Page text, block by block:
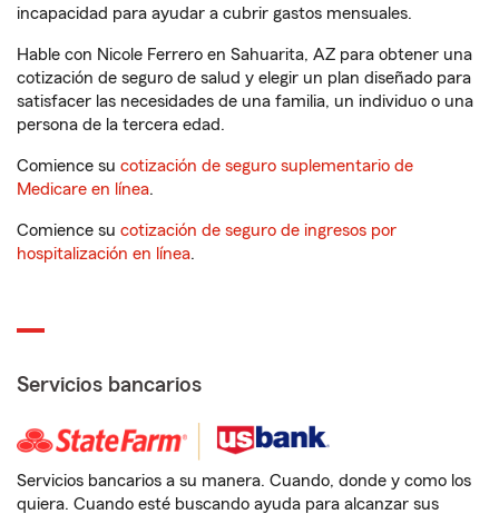
incapacidad para ayudar a cubrir gastos mensuales.
Hable con Nicole Ferrero en Sahuarita, AZ para obtener una
cotización de seguro de salud y elegir un plan diseñado para
satisfacer las necesidades de una familia, un individuo o una
persona de la tercera edad.
Comience su cotización de seguro suplementario de
Medicare en línea.
Comience su cotización de seguro de ingresos por
hospitalización en línea.
Servicios bancarios
Servicios bancarios a su manera. Cuando, donde y como los
quiera. Cuando esté buscando ayuda para alcanzar sus